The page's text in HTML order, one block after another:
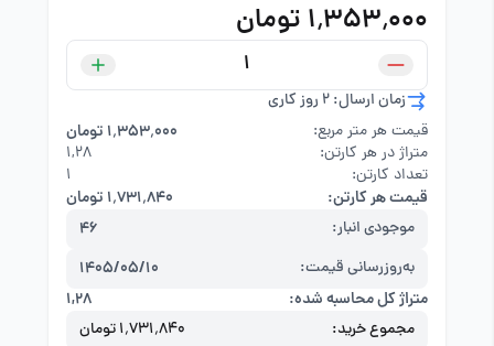
۱٬۳۵۳٬۰۰۰ تومان
زمان ارسال: 2 روز کاری
قیمت هر متر مربع:
۱٬۳۵۳٬۰۰۰ تومان
متراژ در هر کارتن:
۱,۲۸
تعداد کارتن:
1
قیمت هر کارتن: ۱٬۷۳۱٬۸۴۰ تومان
موجودی انبار: 46
به‌روزرسانی قیمت:
1405/05/10
متراژ کل محاسبه شده:
۱,۲۸
مجموع خرید: ۱٬۷۳۱٬۸۴۰ تومان